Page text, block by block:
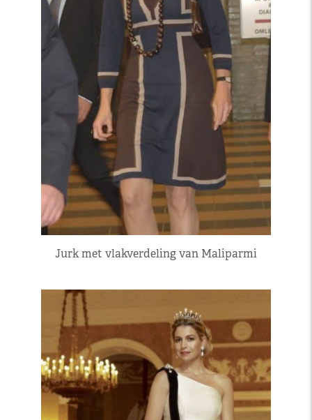
Jurk met vlakverdeling van Maliparmi